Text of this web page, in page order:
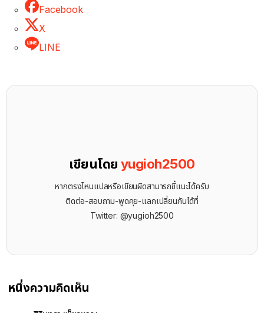
Facebook
X
LINE
เขียนโดยyugioh2500
หากตรงไหนแปลหรือเขียนผิดสามารถชี้แนะได้ครับ
ติดต่อ-สอบถาม-พูดคุย-แลกเปลี่ยนกันได้ที่
Twitter: @yugioh2500
หนึ่งความคิดเห็น